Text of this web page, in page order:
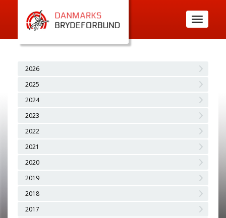
Toggle
navigation
2026
2025
2024
2023
2022
2021
2020
2019
2018
2017